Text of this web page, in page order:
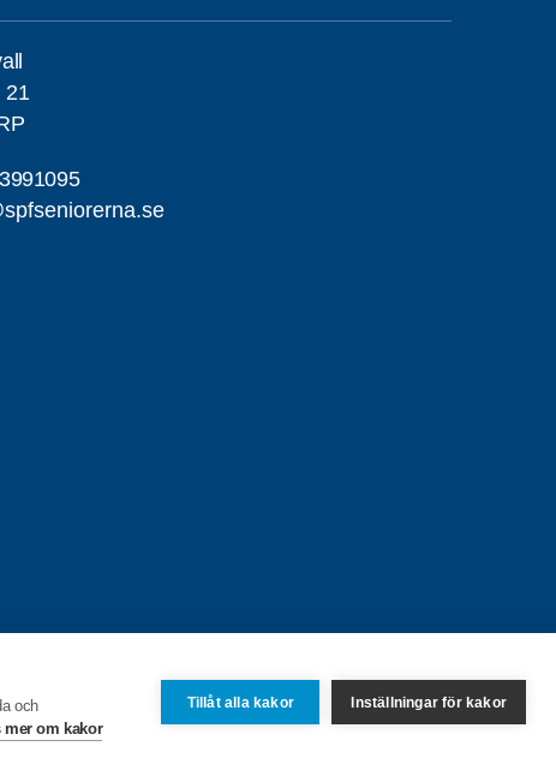
och
mer om kakor
Tillåt alla kakor Inställningar för kakor
21